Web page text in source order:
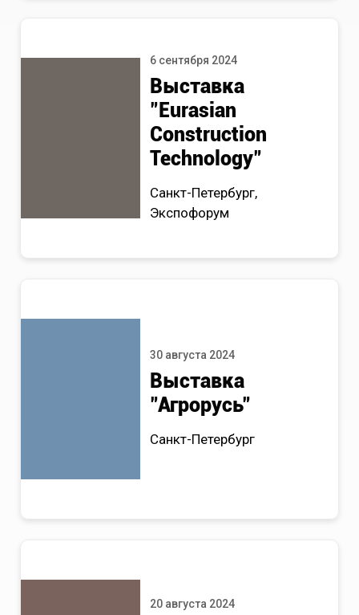
6 сентября 2024
Выставка
"Eurasian
Construction
Technology"
Санкт-Петербург,
Экспофорум
30 августа 2024
Выставка
"Агрорусь"
Санкт-Петербург
20 августа 2024